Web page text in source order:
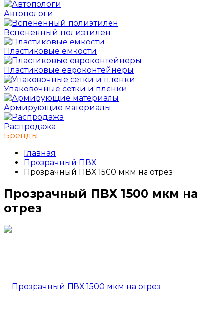
Автопологи
Вспененный полиэтилен
Пластиковые емкости
Пластиковые евроконтейнеры
Упаковочные сетки и пленки
Армирующие материалы
Распродажа
Бренды
Главная
Прозрачный ПВХ
Прозрачный ПВХ 1500 мкм на отрез
Прозрачный ПВХ 1500 мкм на
отрез